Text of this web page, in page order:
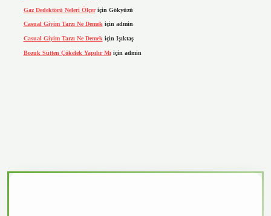
Gaz Dedektörü Neleri Ölçeriçin Gökyüzü
Casual Giyim Tarzı Ne Demekiçin admin
Casual Giyim Tarzı Ne Demek için Işıktaş
Bozuk Sütten Çökelek Yapılır Mı için admin